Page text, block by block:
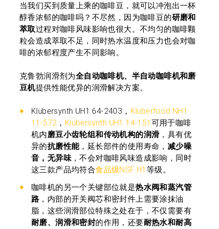
当我们买到质量上乘的咖啡豆，就可以冲泡出一杯
醇香浓郁的咖啡吗？不尽然，因为咖啡豆的研磨和
萃取过程对咖啡风味影响也很大。不均匀的咖啡颗
粒会造成萃取不足，同时热水温度和压力也会对咖
啡的浓郁程度产生不同影响。
克鲁勃润滑剂为全自动咖啡机、半自动咖啡机和磨
豆机提供性能优异的润滑解决方案。
Klübersynth UH1 64-2403， Klüberfood NH1
11-572 ， Klübersynth UH1 14-151 可用于咖啡
机内磨豆小齿轮组和传动机构的润滑 ，具有优
异的抗磨性能，延长部件的使用寿命， 减少噪
音，无异味，不会对咖啡风味造成影响，同时
这三款产品均符合食品级NSF H1 等级。
咖啡机的另一个关键部位就是热水阀和蒸汽管
路 ，内部的开关阀芯和密封件上需要涂抹油
脂，这些润滑部位特殊之处在于，不仅需要有
耐磨、润滑和密封的作用，还要耐热水和耐高